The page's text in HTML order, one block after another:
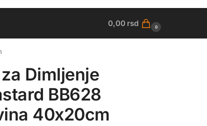
0,00 rsd 0
Dimljenje
BB628
40x20cm